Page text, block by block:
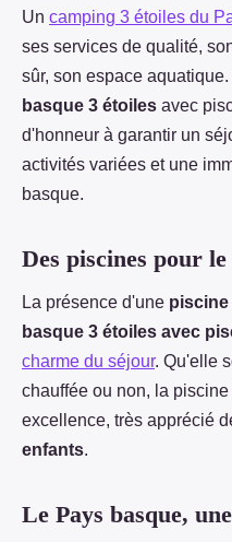
Un camping 3 étoiles du
ses services de qualité,
sûr, son espace
basque 3 étoiles avec
d'honneur à garantir un
activités variées et une
basque.
Des piscines pour
La présence d'une piscine
basque 3 étoiles avec
charme du séjour. Qu'elle
chauffée ou non, la
excellence, très apprécié
enfants.
Le Pays basque,